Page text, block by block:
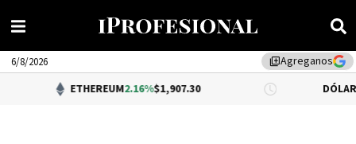
library_addAgreganos
6/8/2026
ETHEREUM2.16%$1,907.30 DÓLAR BNA 0.34%